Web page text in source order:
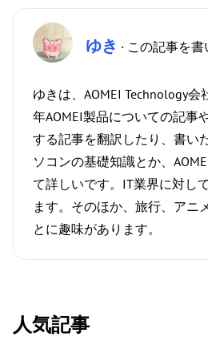
ゆき · この記事を書
ゆきは、AOMEI Technology
年AOMEI製品についての記事
する記事を翻訳したり、書い
ソコンの基礎知識とか、
て詳しいです。IT業界に対し
ます。そのほか、旅行、アニ
とに趣味があります。
人気記事